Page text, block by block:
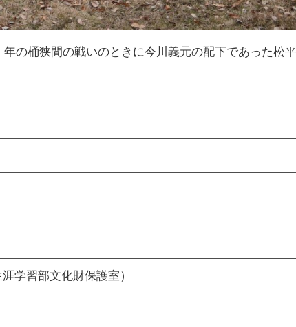
の桶狭間の戦いのときに今川義元の配下であった松
学習部文化財保護室）